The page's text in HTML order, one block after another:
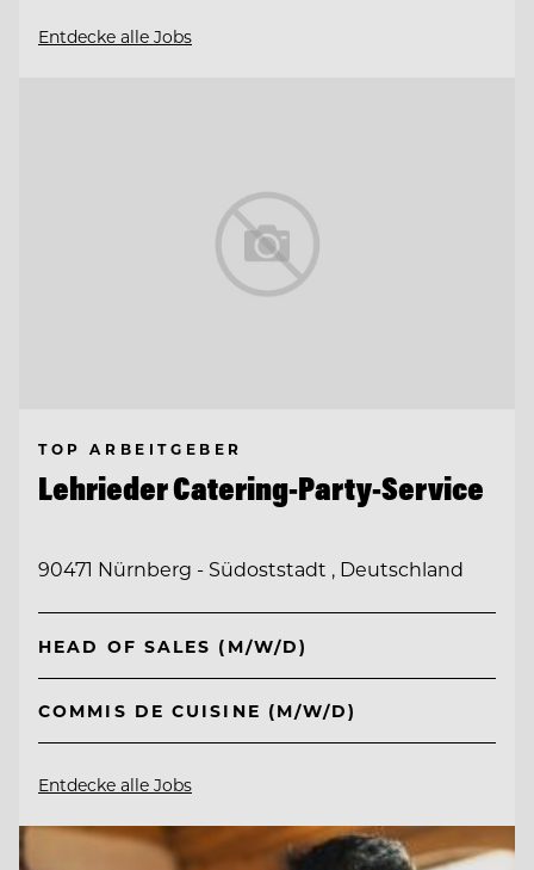
Entdecke alle Jobs
TOP ARBEITGEBER
Lehrieder Catering-Party-Service
90471 Nürnberg - Südoststadt , Deutschland
HEAD OF SALES (M/W/D)
COMMIS DE CUISINE (M/W/D)
Entdecke alle Jobs